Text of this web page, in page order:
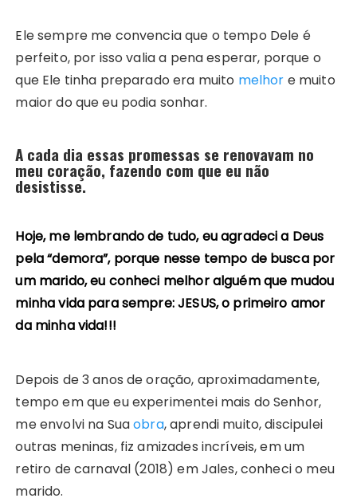
Ele sempre me convencia que o tempo Dele é
perfeito, por isso valia a pena esperar, porque o
que Ele tinha preparado era muito melhor e muito
maior do que eu podia sonhar.
A cada dia essas promessas se renovavam no
meu coração, fazendo com que eu não
desistisse.
Hoje, me lembrando de tudo, eu agradeci a Deus
pela “demora”, porque nesse tempo de busca por
um marido, eu conheci melhor alguém que mudou
minha vida para sempre: JESUS, o primeiro amor
da minha vida!!!
Depois de 3 anos de oração, aproximadamente,
tempo em que eu experimentei mais do Senhor,
me envolvi na Suaobra, aprendi muito, discipulei
outras meninas, fiz amizades incríveis, em um
retiro de carnaval (2018) em Jales, conheci o meu
marido.